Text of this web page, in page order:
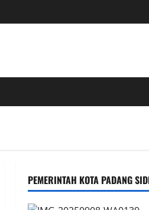
PEMERINTAH KOTA PADANG